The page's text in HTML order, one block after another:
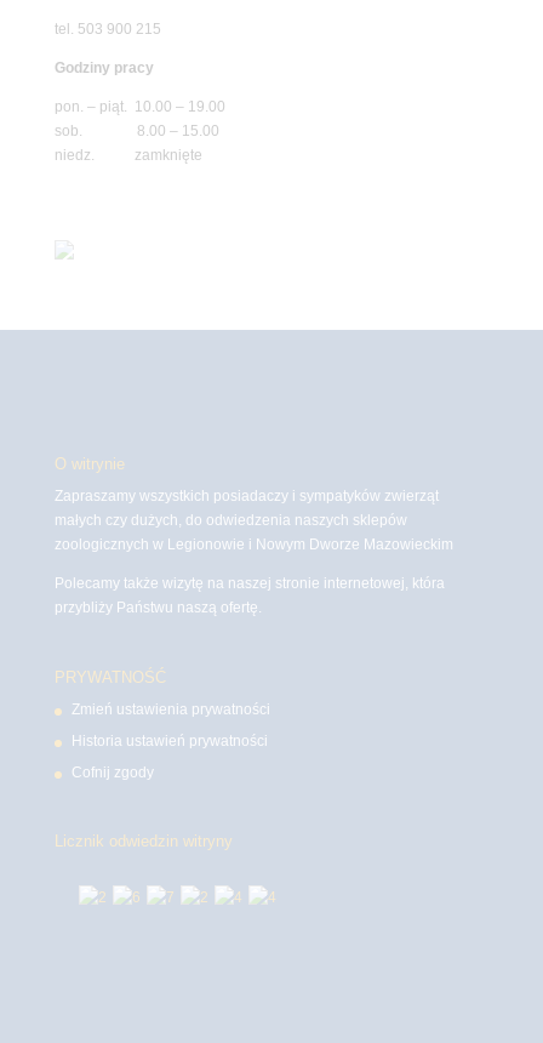
tel. 503 900 215
Godziny pracy
pon. – piąt. 10.00 – 19.00
sob. 8.00 – 15.00
niedz. zamknięte
O witrynie
Zapraszamy wszystkich posiadaczy i sympatyków zwierząt
małych czy dużych, do odwiedzenia naszych sklepów
zoologicznych w Legionowie i Nowym Dworze Mazowieckim
Polecamy także wizytę na naszej stronie internetowej, która
przybliży Państwu naszą ofertę.
PRYWATNOŚĆ
Zmień ustawienia prywatności
Historia ustawień prywatności
Cofnij zgody
Licznik odwiedzin witryny